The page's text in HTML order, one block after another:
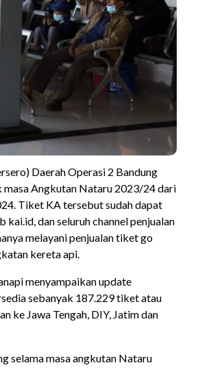
Daerah Operasi 2 Bandung
Angkutan Nataru 2023/24 dari
Tiket KA tersebut sudah dapat
dan seluruh channel penjualan
melayani penjualan tiket go
kereta api.
menyampaikan update
sebanyak 187.229 tiket atau
ke Jawa Tengah, DIY, Jatim dan
selama masa angkutan Nataru